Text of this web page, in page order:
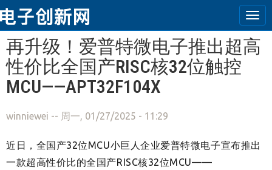
跳转到主要内容
再升级！爱普特微电子推出超高
性价比全国产RISC核32位触控
MCU——APT32F104X
winniewei -- 周一, 01/27/2025 - 11:29
近日，全国产32位MCU小巨人企业爱普特微电子宣布推出
一款超高性价比的全国产RISC核32位MCU——